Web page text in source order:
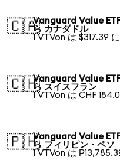
🇨🇦Vanguard Value
ら カナダドル
1 VTVon は $317.39
🇨🇭Vanguard Value
ら スイスフラン
1 VTVon は CHF
🇵🇭Vanguard Value
ら フィリピン・ペソ
1 VTVon は